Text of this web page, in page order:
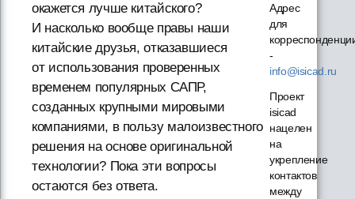
окажется лучше китайского?
И насколько вообще правы наши
китайские друзья, отказавшиеся
от использования проверенных
временем популярных САПР,
созданных крупными мировыми
компаниями, в пользу малоизвестного
решения на основе оригинальной
технологии? Пока эти вопросы
остаются без ответа.
Адрес
для
-
info@isicad.ru
Проект
isicad
нацелен
на
укрепление
контактов
между